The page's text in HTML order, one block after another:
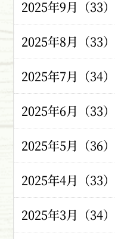
2025年9月（33）
2025年8月（33）
2025年7月（34）
2025年6月（33）
2025年5月（36）
2025年4月（33）
2025年3月（34）